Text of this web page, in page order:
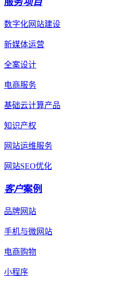
数字化网站建设
新媒体运营
全案设计
电商服务
基础云计算产品
知识产权
网站运维服务
网站SEO优化
客户案例
品牌网站
手机与微网站
电商购物
小程序